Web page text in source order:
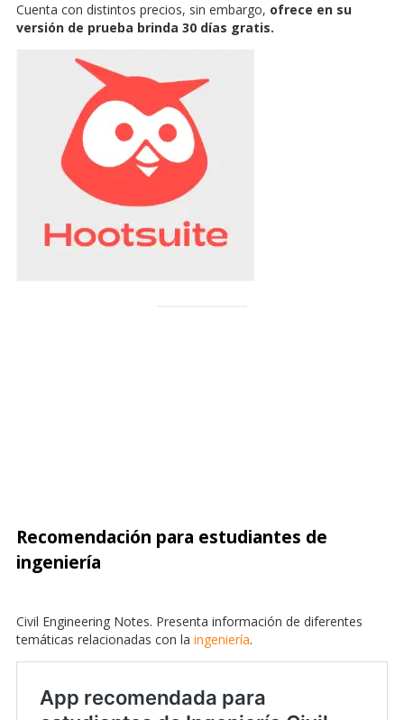
Cuenta con distintos precios, sin embargo, ofrece en su
versión de prueba brinda 30 días gratis.
Recomendación para estudiantes de
ingeniería
Civil Engineering Notes. Presenta información de diferentes
temáticas relacionadas con la ingeniería.